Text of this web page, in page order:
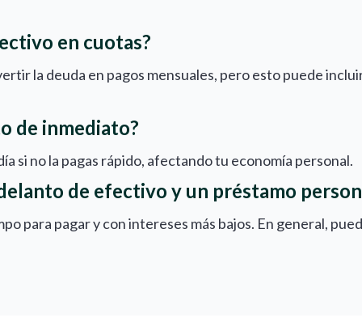
en cuotas?
la deuda en pagos mensuales, pero esto puede
de inmediato?
si no la pagas rápido, afectando tu economía personal.
de efectivo y un préstamo
para pagar y con intereses más bajos. En general,